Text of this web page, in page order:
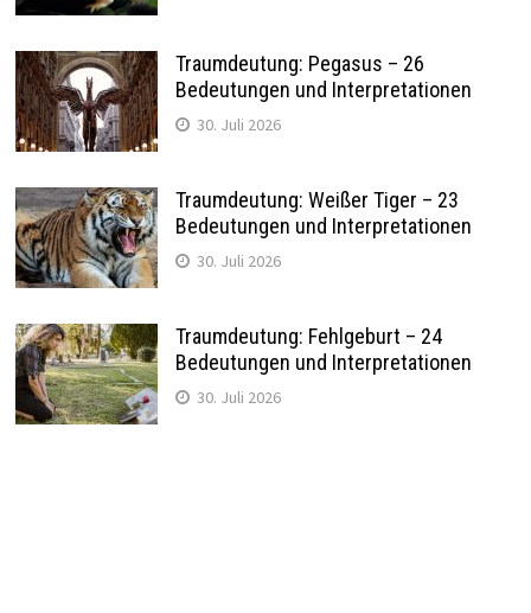
Traumdeutung: Pegasus – 26
Bedeutungen und Interpretationen
30. Juli 2026
Traumdeutung: Weißer Tiger – 23
Bedeutungen und Interpretationen
30. Juli 2026
Traumdeutung: Fehlgeburt – 24
Bedeutungen und Interpretationen
30. Juli 2026